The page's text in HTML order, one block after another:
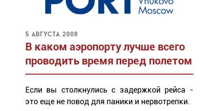
5 августа 2008
В каком аэропорту лучше всего
проводить время перед полетом
Если вы столкнулись с задержкой рейса -
это еще не повод для паники и нервотрепки.